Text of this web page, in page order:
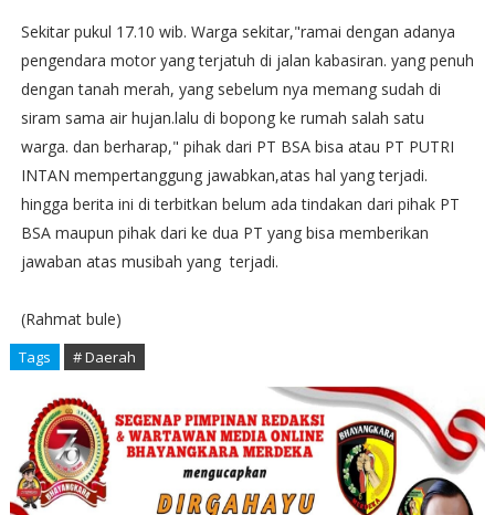
Sekitar pukul 17.10 wib. Warga sekitar,"ramai dengan adanya
pengendara motor yang terjatuh di jalan kabasiran. yang penuh
dengan tanah merah, yang sebelum nya memang sudah di
siram sama air hujan.lalu di bopong ke rumah salah satu
warga. dan berharap," pihak dari PT BSA bisa atau PT PUTRI
INTAN mempertanggung jawabkan,atas hal yang terjadi.
hingga berita ini di terbitkan belum ada tindakan dari pihak PT
BSA maupun pihak dari ke dua PT yang bisa memberikan
jawaban atas musibah yang terjadi.
(Rahmat bule)
Tags # Daerah